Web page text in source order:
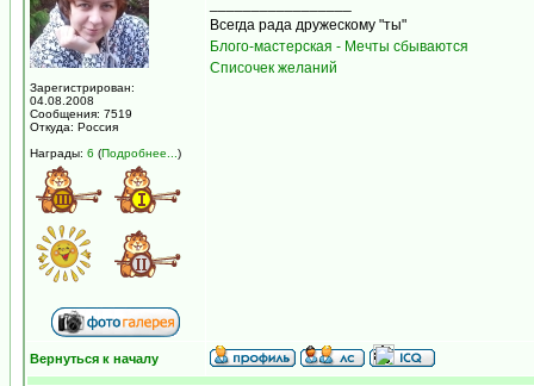
Зарегистрирован:
04.08.2008
Сообщения: 7519
Откуда: Россия
Награды: 6 (Подробнее... )
Всегда рада дружескому "ты"
Блого-мастерская - Мечты сбываются
Списочек желаний
Вернуться к началу